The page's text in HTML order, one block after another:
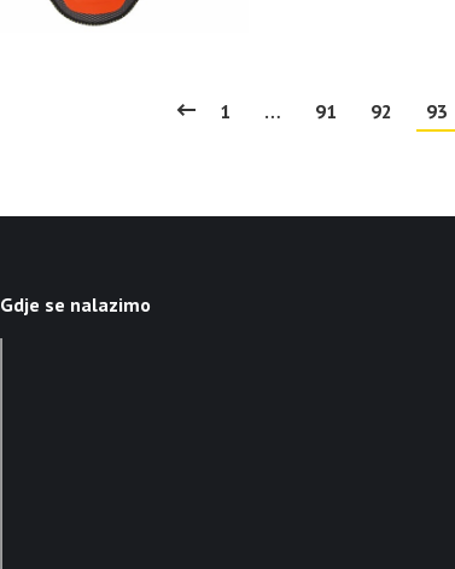
1 … 91 92 93
Gdje se nalazimo